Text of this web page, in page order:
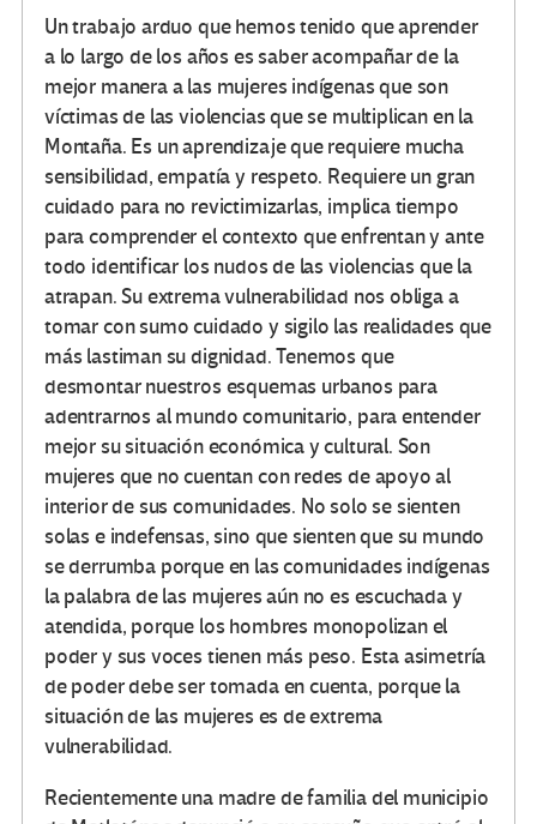
Un trabajo arduo que hemos tenido que aprender
a lo largo de los años es saber acompañar de la
mejor manera a las mujeres indígenas que son
víctimas de las violencias que se multiplican en la
Montaña. Es un aprendizaje que requiere mucha
sensibilidad, empatía y respeto. Requiere un gran
cuidado para no revictimizarlas, implica tiempo
para comprender el contexto que enfrentan y ante
todo identificar los nudos de las violencias que la
atrapan. Su extrema vulnerabilidad nos obliga a
tomar con sumo cuidado y sigilo las realidades que
más lastiman su dignidad. Tenemos que
desmontar nuestros esquemas urbanos para
adentrarnos al mundo comunitario, para entender
mejor su situación económica y cultural. Son
mujeres que no cuentan con redes de apoyo al
interior de sus comunidades. No solo se sienten
solas e indefensas, sino que sienten que su mundo
se derrumba porque en las comunidades indígenas
la palabra de las mujeres aún no es escuchada y
atendida, porque los hombres monopolizan el
poder y sus voces tienen más peso. Esta asimetría
de poder debe ser tomada en cuenta, porque la
situación de las mujeres es de extrema
vulnerabilidad.
Recientemente una madre de familia del municipio